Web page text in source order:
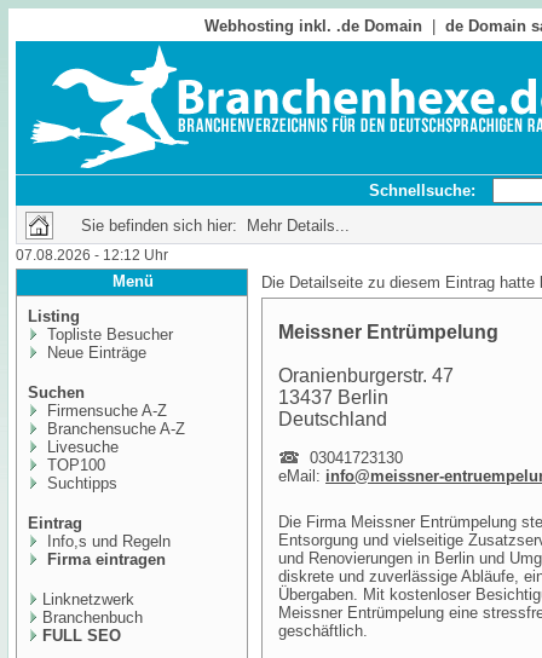
Webhosting inkl. .de Domain de Domain
Schnellsuche:
Sie befinden sich hier: Mehr Details...
07.08.2026 - 12:12 Uhr
Menü
Listing
Topliste Besucher
Neue Einträge
Suchen
Firmensuche A-Z
Branchensuche A-Z
Livesuche
TOP100
Suchtipps
Eintrag
Info,s und Regeln
Firma eintragen
Linknetzwerk
Branchenbuch
FULL SEO
Die Detailseite zu diesem Eintrag
Meissner Entrümpelung
Oranienburgerstr. 47
13437 Berlin
Deutschland
03041723130
eMail: info@meissner-
Die Firma Meissner Entrümpelung
Entsorgung und vielseitige
und Renovierungen in Berlin und
diskrete und zuverlässige Abläufe,
Übergaben. Mit kostenloser
Meissner Entrümpelung eine
geschäftlich.